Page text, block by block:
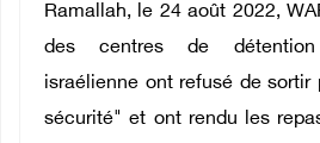
Ramallah, le 24 août 2022,
des centres de
israélienne ont refusé de
sécurité" et ont rendu les